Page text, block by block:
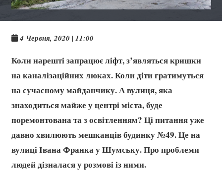
4 Червня, 2020 | 11:00
Коли нарешті запрацює ліфт, з’являться кришки
на каналізаційних люках. Коли діти гратимуться
на сучасному майданчику. А вулиця, яка
знаходиться майже у центрі міста, буде
поремонтована та з освітленням? Ці питання уже
давно хвилюють мешканців будинку №49. Це на
вулиці Івана Франка у Шумську. Про проблеми
людей дізналася у розмові із ними.